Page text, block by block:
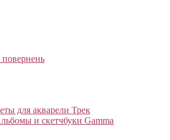
повернень
для акварели Трек
и скетчбуки Gamma